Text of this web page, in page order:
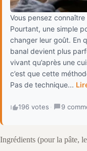
Vous pensez
Pourtant, une simple
changer leur goût. En
banal devient plus
vivant qu’après une
c’est que cette
Pas de technique...
196 votes · 9
Ingrédients (pour la pâte,